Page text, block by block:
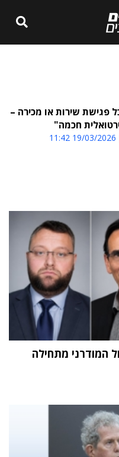
פגישת שירות או מכירה –
חכמה"
19/03/2026 11:42
המודרני מתחילה